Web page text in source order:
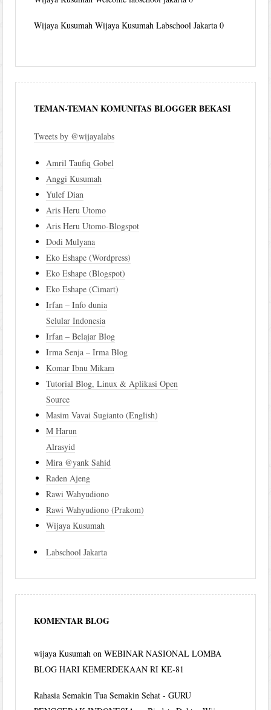
Wijaya Kusumah Wijaya Kusumah Labschool Jakarta 0
TEMAN-TEMAN KOMUNITAS BLOGGER BEKASI
Tweets by @wijayalabs
Amril Taufiq Gobel
Anggi Kusumah
Yulef Dian
Aris Heru Utomo
Aris Heru Utomo-Blogspot
Dodi Mulyana
Eko Eshape (Wordpress)
Eko Eshape (Blogspot)
Eko Eshape (Cimart)
Irfan – Info dunia
Selular Indonesia
Irfan – Belajar Blog
Irma Senja – Irma Blog
Komar Ibnu Mikam
Tutorial Blog, Linux & Aplikasi Open
Source
Masim Vavai Sugianto (English)
M Harun
Alrasyid
Mira @yank Sahid
Raden Ajeng
Rawi Wahyudiono
Rawi Wahyudiono (Prakom)
Wijaya Kusumah
Labschool Jakarta
KOMENTAR BLOG
wijaya Kusumah onWEBINAR NASIONAL LOMBA
BLOG HARI KEMERDEKAAN RI KE-81
Rahasia Semakin Tua Semakin Sehat - GURU